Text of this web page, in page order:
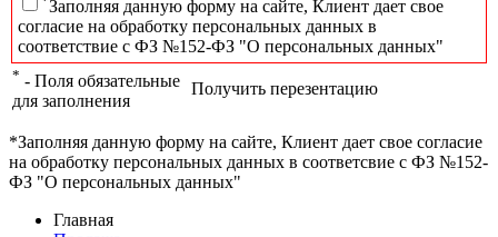
Заполняя данную форму на сайте, Клиент дает свое
согласие на обработку персональных данных в
соответствие с ФЗ №152-ФЗ "О персональных данных"
* - Поля обязательные
для заполнения
Получить перезентацию
*Заполняя данную форму на сайте, Клиент дает свое согласие
на обработку персональных данных в соответсвие с ФЗ №152-
ФЗ "О персональных данных"
Главная